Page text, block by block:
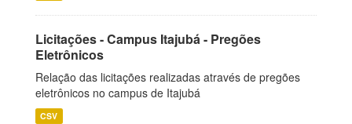
Licitações - Campus Itajubá - Pregões
Eletrônicos
Relação das licitações realizadas através de pregões
eletrônicos no campus de Itajubá
CSV